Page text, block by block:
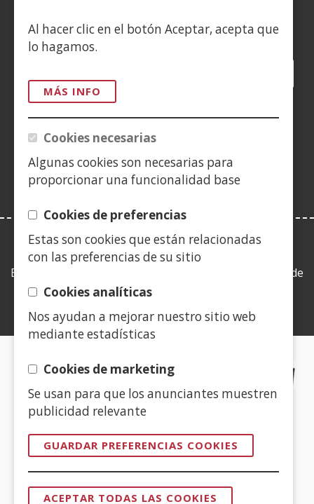
Al hacer clic en el botón Aceptar, acepta que
lo hagamos.
MÁS INFO
Cookies necesarias
Algunas cookies son necesarias para
proporcionar una funcionalidad base
Cookies de preferencias
Estas son cookies que están relacionadas
con las preferencias de su sitio
Cookies analíticas
Nos ayudan a mejorar nuestro sitio web
mediante estadísticas
Cookies de marketing
Se usan para que los anunciantes muestren
publicidad relevante
GUARDAR PREFERENCIAS COOKIES
ACEPTAR TODAS LAS COOKIES
Siguenos en:
en
nueva
ventana)
en
nueva
ventana)
nueva
ventana)
nueva
ventana)
ventana)ventana)ventana)
en
(Abre
LEY DE TRANSPARENCIA
Esta web se ajusta a lo establecido en la Ley 19/2013, de
9 de diciembre, de transparencia, acceso a la
CERTIFICADOS DE CALIDAD
nueva
ventana)
en
nueva